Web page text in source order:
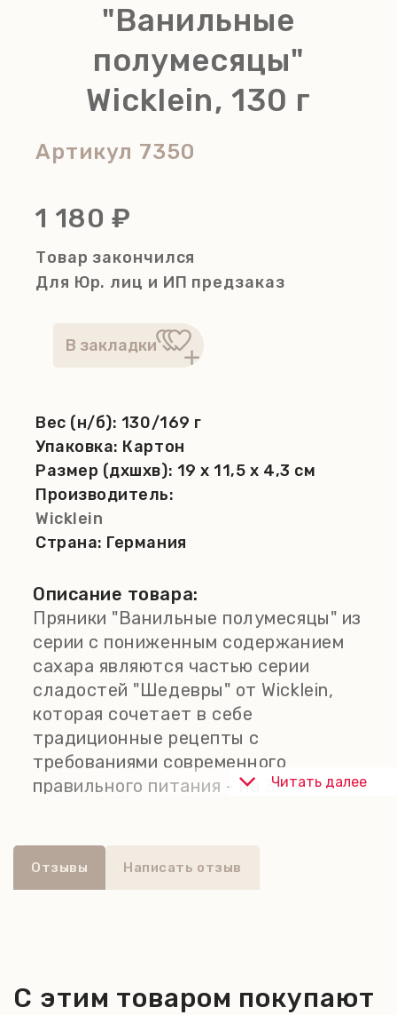
"Ванильные
полумесяцы"
Wicklein, 130 г
Артикул 7350
1 180 ₽
Товар закончился
Для Юр. лиц и ИП предзаказ
Вес (н/б): 130/169 г
Упаковка: Картон
Размер (дхшхв): 19 x 11,5 x 4,3 см
Производитель:
Wicklein
Страна: Германия
Описание товара:
Пряники "Ванильные полумесяцы" из
серии с пониженным содержанием
сахара являются частью серии
сладостей "Шедевры" от Wicklein,
которая сочетает в себе
традиционные рецепты с
требованиями современного
правильного питания - на 30%Читать далее
Отзывы Написать отзыв
С этим товаром покупают